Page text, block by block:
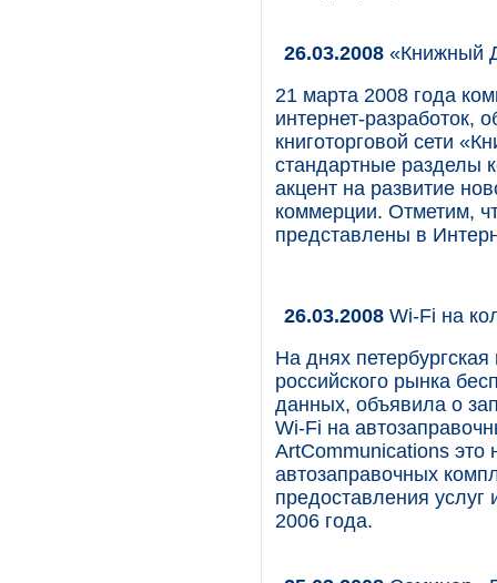
26.03.2008 «Книжный
21 марта 2008 года
интернет-разработок,
книготорговой сети
стандартные разделы
акцент на развитие
коммерции. Отметим,
представлены в
26.03.2008 Wi-Fi на
На днях
российского рынка
данных, объявила о
Wi-Fi на
ArtCommunications это
автозаправочных
предоставления
2006 года.